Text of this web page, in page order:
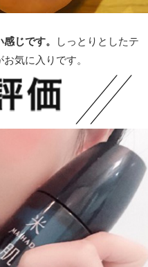
じです。
しっとりとしたテ
気に入りです。